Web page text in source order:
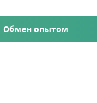
Обмен опытом